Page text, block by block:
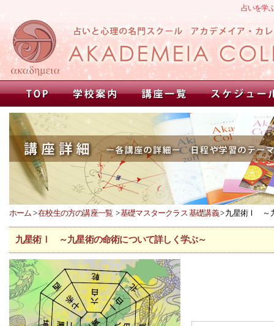
占いを学
ホーム >在校生の方の講座一覧 >基礎マスタークラス 基礎講義> 九星術Ⅰ ～
九星術Ⅰ ～九星術の命術について詳しく学ぶ～